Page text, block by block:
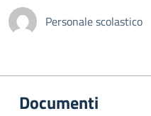
Personale scolastico
Documenti